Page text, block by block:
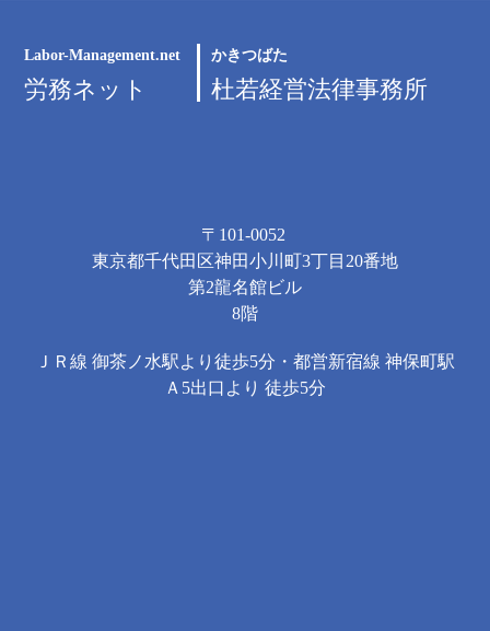
Labor-Management.net
労務ネット
かきつばた
杜若経営法律事務所
〒101-0052
東京都千代田区神田小川町3丁目20番地
第2龍名館ビル
8階
ＪＲ線 御茶ノ水駅より徒歩5分・都営新宿線 神保町駅
Ａ5出口より 徒歩5分